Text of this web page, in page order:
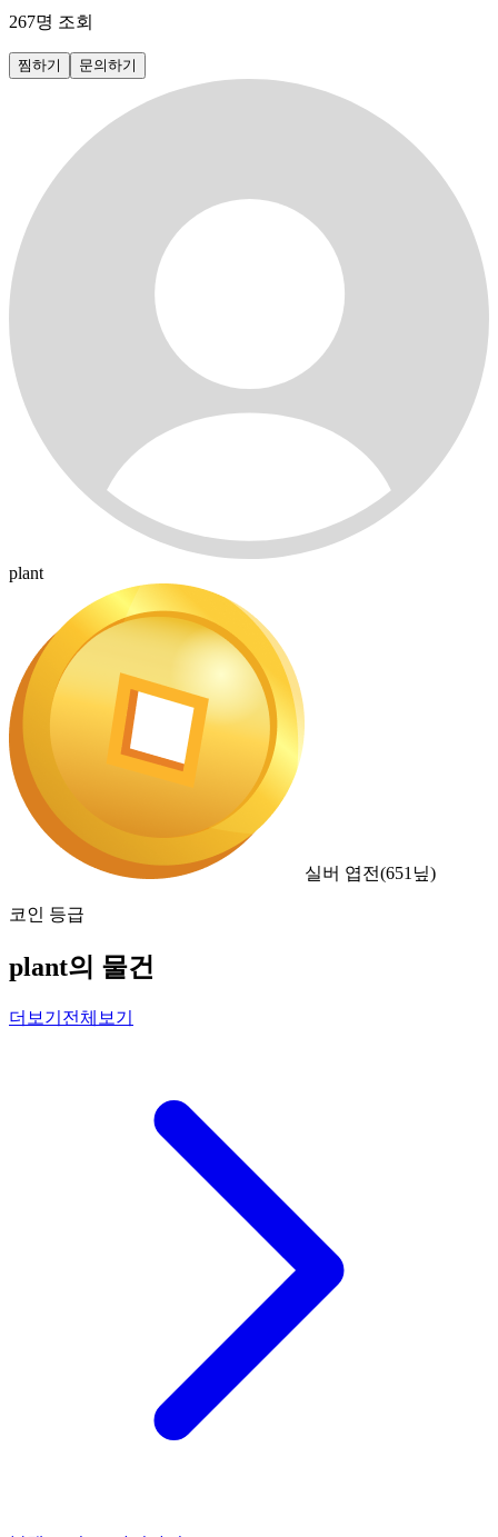
267명 조회
찜하기 문의하기
plant
실버 엽전(651 닢)
코인 등급
plant의 물건
더보기 전체보기